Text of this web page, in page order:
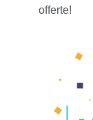
offerte!